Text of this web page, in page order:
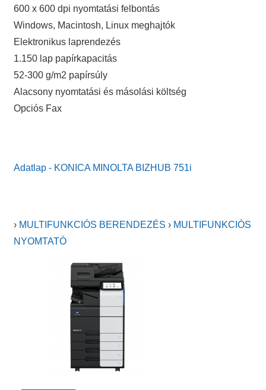
600 x 600 dpi nyomtatási felbontás
Windows, Macintosh, Linux meghajtók
Elektronikus laprendezés
1.150 lap papírkapacitás
52-300 g/m2 papírsúly
Alacsony nyomtatási és másolási költség
Opciós Fax
Adatlap - KONICA MINOLTA BIZHUB 751i
› MULTIFUNKCIÓS BERENDEZÉS › MULTIFUNKCIÓS
NYOMTATÓ